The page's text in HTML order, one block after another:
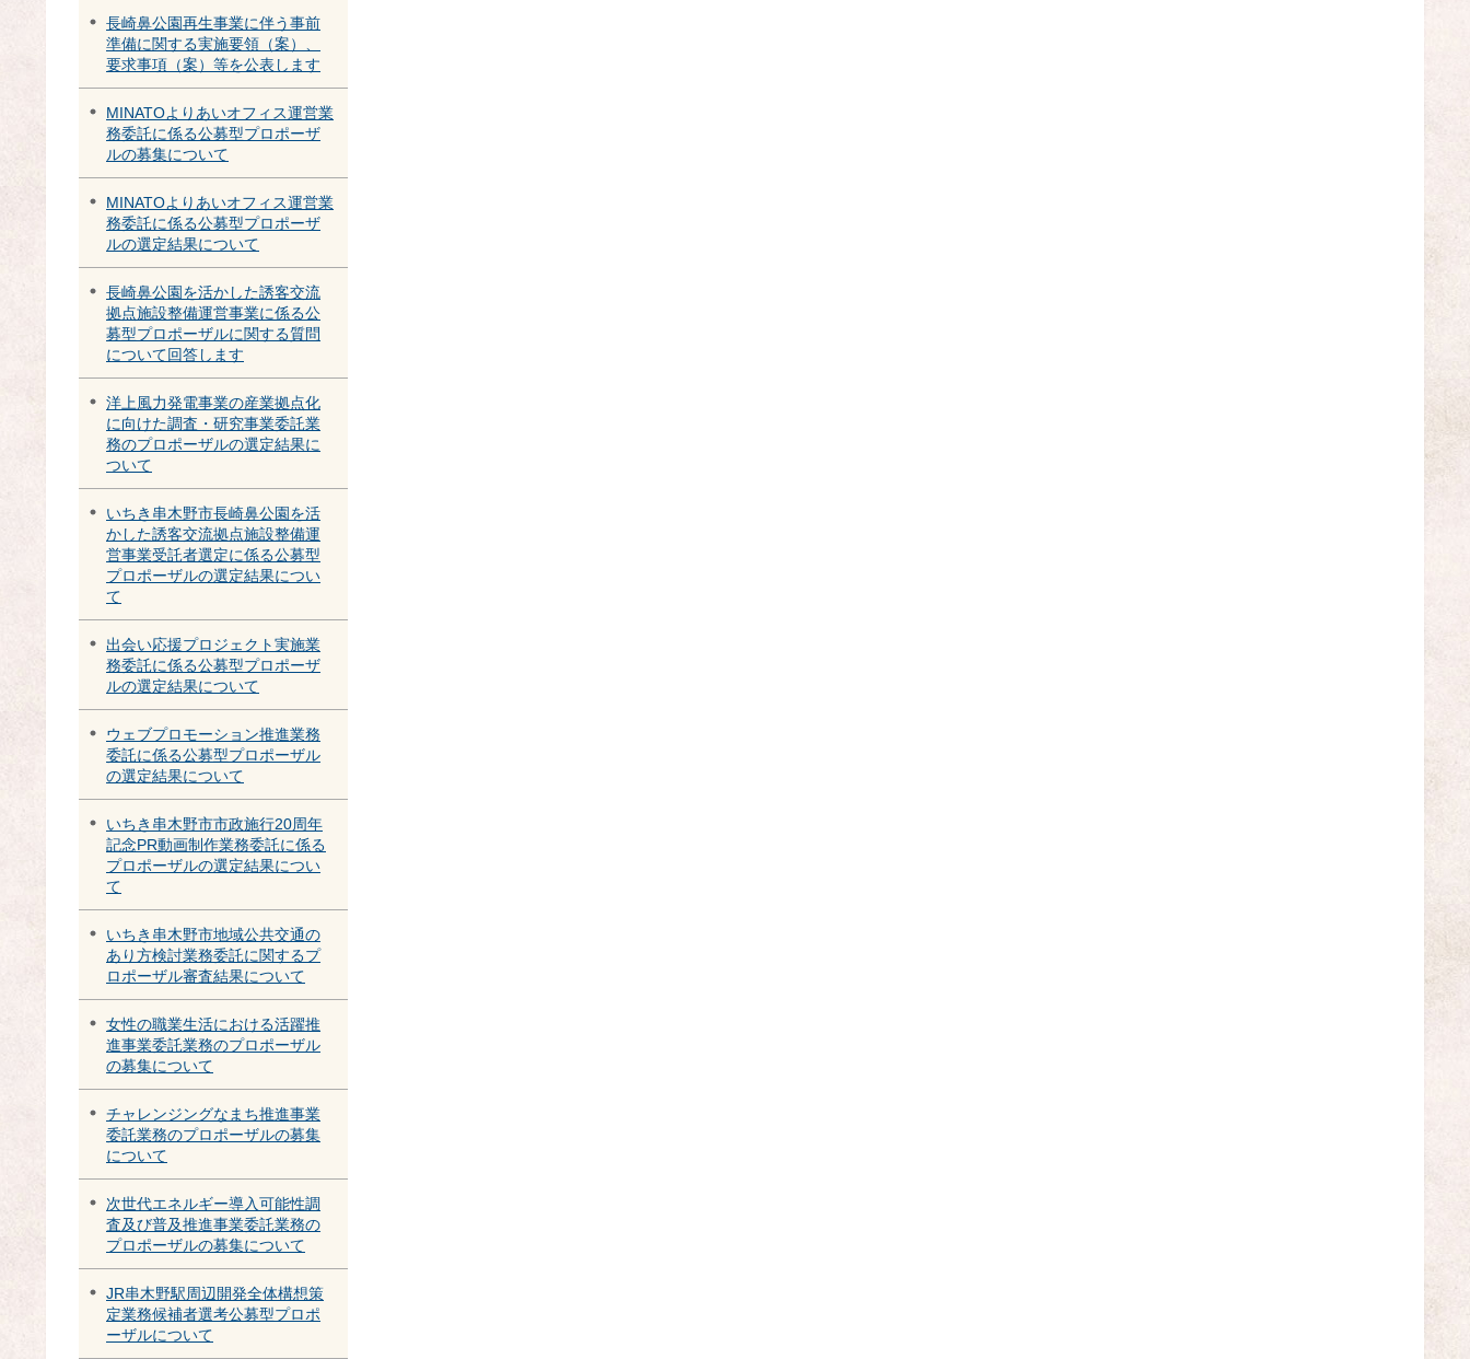
長崎鼻公園再生事業に伴う事前
準備に関する実施要領（案）、
要求事項（案）等を公表します
MINATOよりあいオフィス運営業
務委託に係る公募型プロポーザ
ルの募集について
MINATOよりあいオフィス運営業
務委託に係る公募型プロポーザ
ルの選定結果について
長崎鼻公園を活かした誘客交流
拠点施設整備運営事業に係る公
募型プロポーザルに関する質問
について回答します
洋上風力発電事業の産業拠点化
に向けた調査・研究事業委託業
務のプロポーザルの選定結果に
ついて
いちき串木野市長崎鼻公園を活
かした誘客交流拠点施設整備運
営事業受託者選定に係る公募型
プロポーザルの選定結果につい
て
出会い応援プロジェクト実施業
務委託に係る公募型プロポーザ
ルの選定結果について
ウェブプロモーション推進業務
委託に係る公募型プロポーザル
の選定結果について
いちき串木野市市政施行20周年
記念PR動画制作業務委託に係る
プロポーザルの選定結果につい
て
いちき串木野市地域公共交通の
あり方検討業務委託に関するプ
ロポーザル審査結果について
女性の職業生活における活躍推
進事業委託業務のプロポーザル
の募集について
チャレンジングなまち推進事業
委託業務のプロポーザルの募集
について
次世代エネルギー導入可能性調
査及び普及推進事業委託業務の
プロポーザルの募集について
JR串木野駅周辺開発全体構想策
定業務候補者選考公募型プロポ
ーザルについて